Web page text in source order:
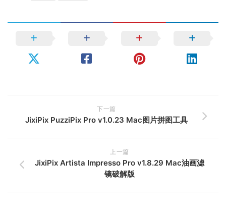
下一篇
JixiPix PuzziPix Pro v1.0.23 Mac图片拼图工具
上一篇
JixiPix Artista Impresso Pro v1.8.29 Mac油画滤
镜破解版